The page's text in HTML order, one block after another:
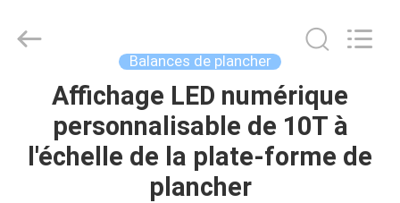
MAISON
Co.,Limited.
Balances de plancher
Affichage LED numérique
personnalisable de 10T à
l'échelle de la plate-forme de
plancher